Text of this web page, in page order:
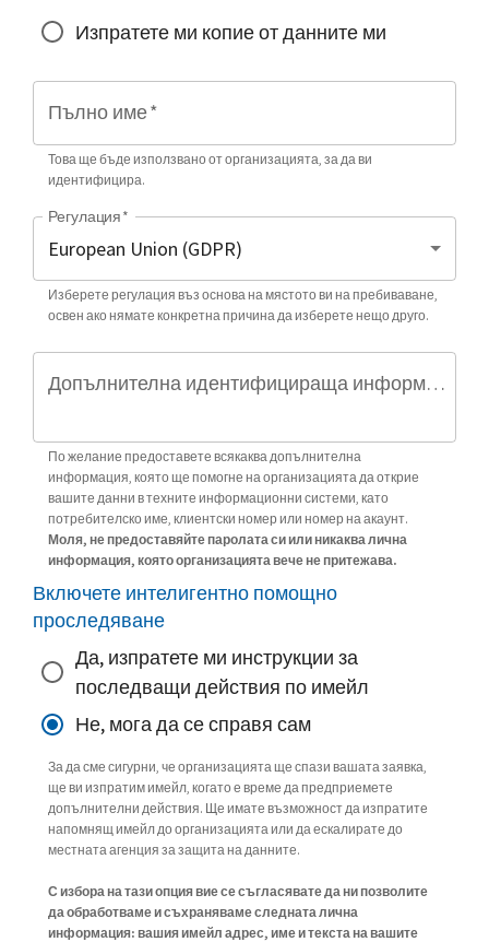
Изпратете ми копие от данните ми
Пълно име*
Това ще бъде използвано от организацията, за да ви
идентифицира.
Регулация*
Изберете регулация въз основа на мястото ви на пребиваване,
освен ако нямате конкретна причина да изберете нещо друго.
Допълнителна идентифицираща информация (по избор)
По желание предоставете всякаква допълнителна
информация, която ще помогне на организацията да открие
вашите данни в техните информационни системи, като
потребителско име, клиентски номер или номер на акаунт.
Моля, не предоставяйте паролата си или никаква лична
информация, която организацията вече не притежава.
Включете интелигентно помощно
проследяване
Да, изпратете ми инструкции за
последващи действия по имейл
Не, мога да се справя сам
За да сме сигурни, че организацията ще спази вашата заявка,
ще ви изпратим имейл, когато е време да предприемете
допълнителни действия. Ще имате възможност да изпратите
напомнящ имейл до организацията или да ескалирате до
местната агенция за защита на данните.
С избора на тази опция вие се съгласявате да ни позволите
да обработваме и съхраняваме следната лична
информация: вашия имейл адрес, име и текста на вашите